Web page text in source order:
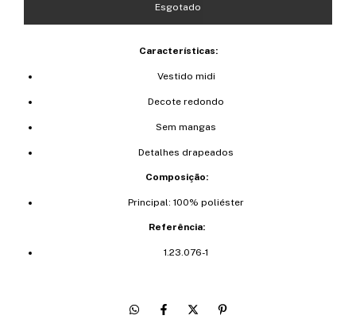
Características:
Vestido midi
Decote redondo
Sem mangas
Detalhes drapeados
Composição:
Principal: 100% poliéster
Referência:
1.23.076-1